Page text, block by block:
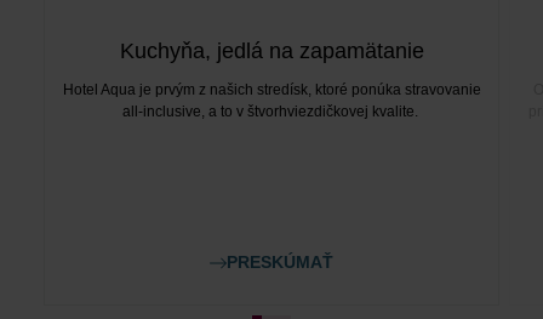
Kuchyňa, jedlá na zapamätanie
Hotel Aqua je prvým z našich stredísk, ktoré ponúka stravovanie
all-inclusive, a to v štvorhviezdičkovej kvalite.
PRESKÚMAŤ